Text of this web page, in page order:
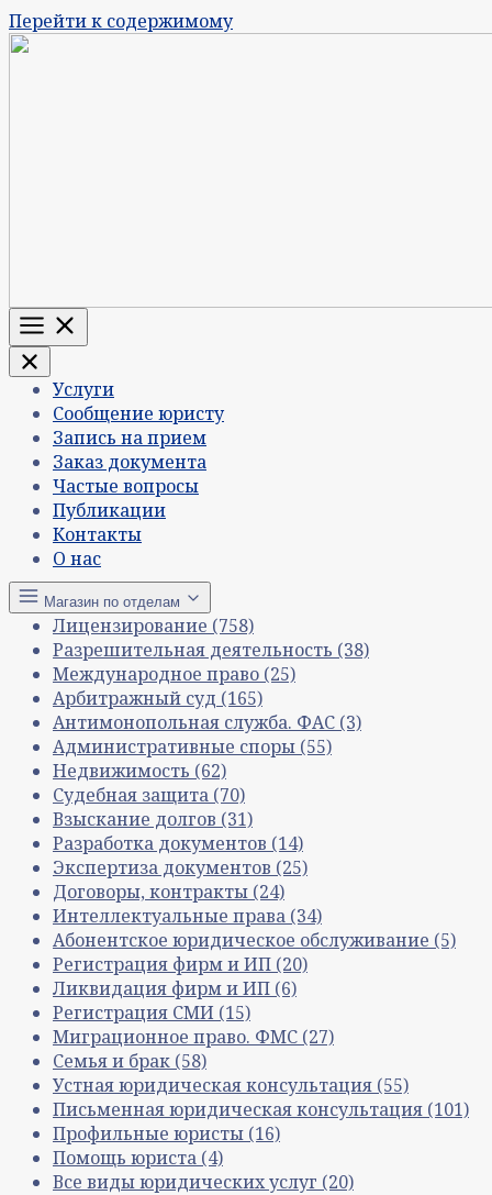
Перейти к содержимому
Меню
Услуги
Сообщение юристу
Запись на прием
Заказ документа
Частые вопросы
Публикации
Контакты
О нас
Магазин по отделам
Лицензирование (758)
Разрешительная деятельность (38)
Международное право (25)
Арбитражный суд (165)
Антимонопольная служба. ФАС (3)
Административные споры (55)
Недвижимость (62)
Судебная защита (70)
Взыскание долгов (31)
Разработка документов (14)
Экспертиза документов (25)
Договоры, контракты (24)
Интеллектуальные права (34)
Абонентское юридическое обслуживание (5)
Регистрация фирм и ИП (20)
Ликвидация фирм и ИП (6)
Регистрация СМИ (15)
Миграционное право. ФМС (27)
Семья и брак (58)
Устная юридическая консультация (55)
Письменная юридическая консультация (101)
Профильные юристы (16)
Помощь юриста (4)
Все виды юридических услуг (20)